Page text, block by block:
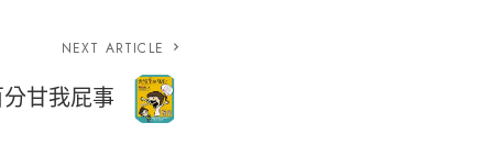
NEXT ARTICLE
甘我屁事